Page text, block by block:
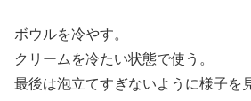
ボウルを冷やす。
クリームを冷たい状態で使う。
最後は泡立てすぎないように様子を